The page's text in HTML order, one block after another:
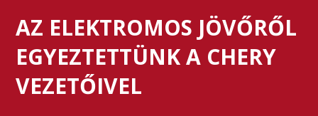
AZ ELEKTROMOS JÖVŐRŐL
EGYEZTETTÜNK A CHERY
VEZETŐIVEL